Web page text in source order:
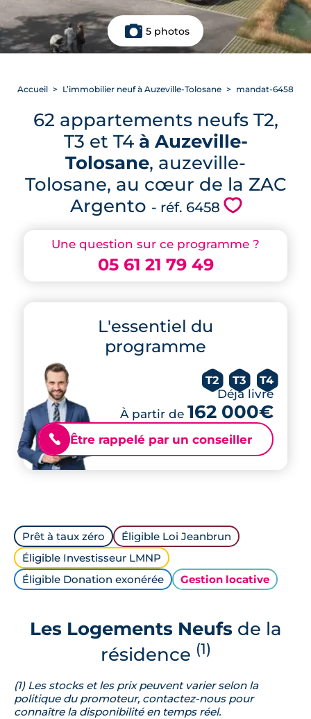
5 photos
Une question sur ce programme ?
05 61 21 79 49
L'essentiel du
programme
T2 T3 T4
Déjà livré
À partir de 162 000€
📞 Être rappelé par un conseiller
Accueil L’immobilier neuf à Auzeville-Tolosane mandat-6458
62 appartements neufs T2,
T3 et T4 à Auzeville-
Tolosane, auzeville-
Tolosane, au cœur de la ZAC
Argento - réf. 6458 💗
Prêt à taux zéro
Éligible Loi Jeanbrun
Éligible Investisseur LMNP
Éligible Donation exonérée
Gestion locative
Les Logements Neufsde la
résidence (1)
(1) Les stocks et les prix peuvent varier selon la
politique du promoteur, contactez-nous pour
connaître la disponibilité en temps réel.